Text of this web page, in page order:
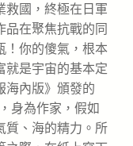
救國，終極在日軍
品在聚焦抗戰的同
！你的傻氣，根本
就是宇宙的基本定
海內版》頒發的
身為作家，假如
質、海的精力。所